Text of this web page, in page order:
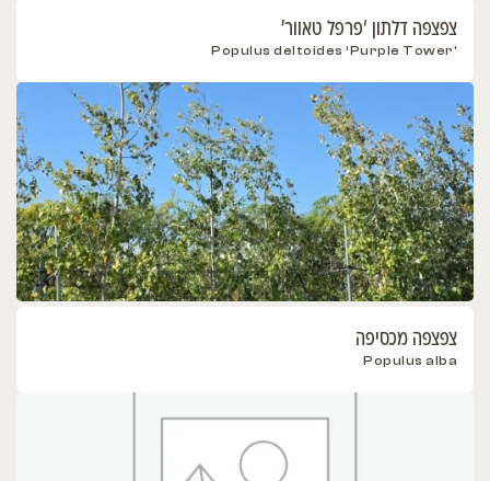
צפצפה דלתון ‘פרפל טאוור’
צפצפה מכסיפה
Populus alba